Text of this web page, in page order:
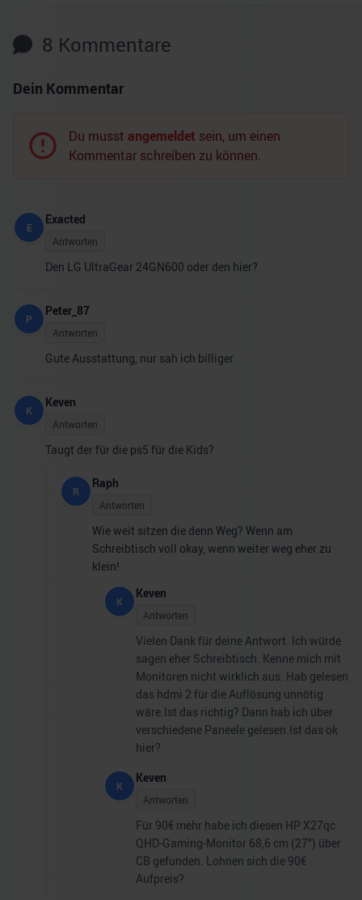
8 Kommentare
Dein Kommentar
Du musst angemeldet sein, um einen
Kommentar schreiben zu können.
E
Exacted
Antworten
Den LG UltraGear 24GN600 oder den hier?
P
Peter_87
Antworten
Gute Ausstattung, nur sah ich billiger
K
Keven
Antworten
Taugt der für die ps5 für die Kids?
R
Raph
Antworten
Wie weit sitzen die denn Weg? Wenn am
Schreibtisch voll okay, wenn weiter weg eher zu
klein!
K
Keven
Antworten
Vielen Dank für deine Antwort. Ich würde
sagen eher Schreibtisch. Kenne mich mit
Monitoren nicht wirklich aus. Hab gelesen
das hdmi 2 für die Auflösung unnötig
wäre.Ist das richtig? Dann hab ich über
verschiedene Paneele gelesen.Ist das ok
hier?
K
Keven
Antworten
Für 90€ mehr habe ich diesen HP X27qc
QHD-Gaming-Monitor 68,6 cm (27") über
CB gefunden. Lohnen sich die 90€
Aufpreis?